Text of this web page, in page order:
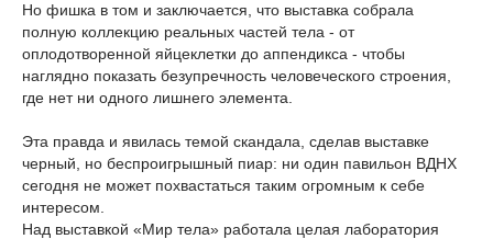
Но фишка в том и заключается, что выставка собрала
полную коллекцию реальных частей тела - от
оплодотворенной яйцеклетки до аппендикса - чтобы
наглядно показать безупречность человеческого строения,
где нет ни одного лишнего элемента.
Эта правда и явилась темой скандала, сделав выставке
черный, но беспроигрышный пиар: ни один павильон ВДНХ
сегодня не может похвастаться таким огромным к себе
интересом.
Над выставкой «Мир тела» работала целая лаборатория